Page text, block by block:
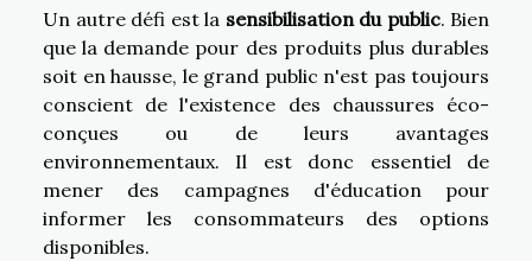
Un autre défi est la sensibilisation du public. Bien
que la demande pour des produits plus durables
soit en hausse, le grand public n'est pas toujours
conscient de l'existence des chaussures éco-
conçues ou de leurs avantages
environnementaux. Il est donc essentiel de
mener des campagnes d'éducation pour
informer les consommateurs des options
disponibles.